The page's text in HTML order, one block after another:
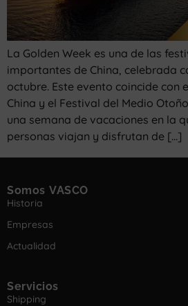
La Golden Week es una de las
importantes de China, celebrada
octubre. Este evento coincide con
China y el Festival del Medio
una semana de vacaciones en la
personas viajan y disfrutan de […]
Somos VASCO
Historia
Empresas
Actualidad
Servicios
Shipping